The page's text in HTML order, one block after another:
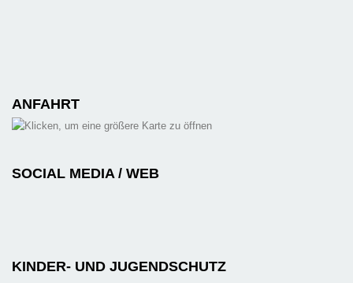
ANFAHRT
SOCIAL MEDIA / WEB
KINDER- UND JUGENDSCHUTZ